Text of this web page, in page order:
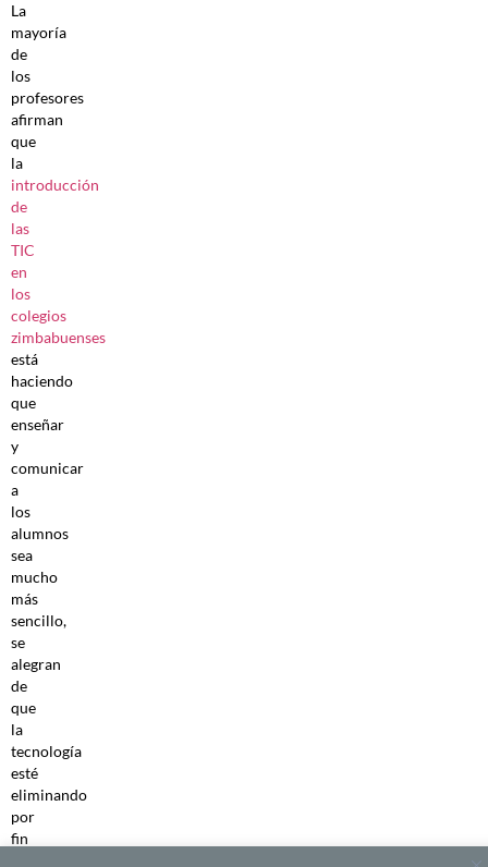
La
mayoría
de
los
profesores
afirman
que
la
introducción
de
las
TIC
en
los
colegios
zimbabuenses
está
haciendo
que
enseñar
y
comunicar
a
los
alumnos
sea
mucho
más
sencillo,
se
alegran
de
que
la
tecnología
esté
eliminando
por
fin